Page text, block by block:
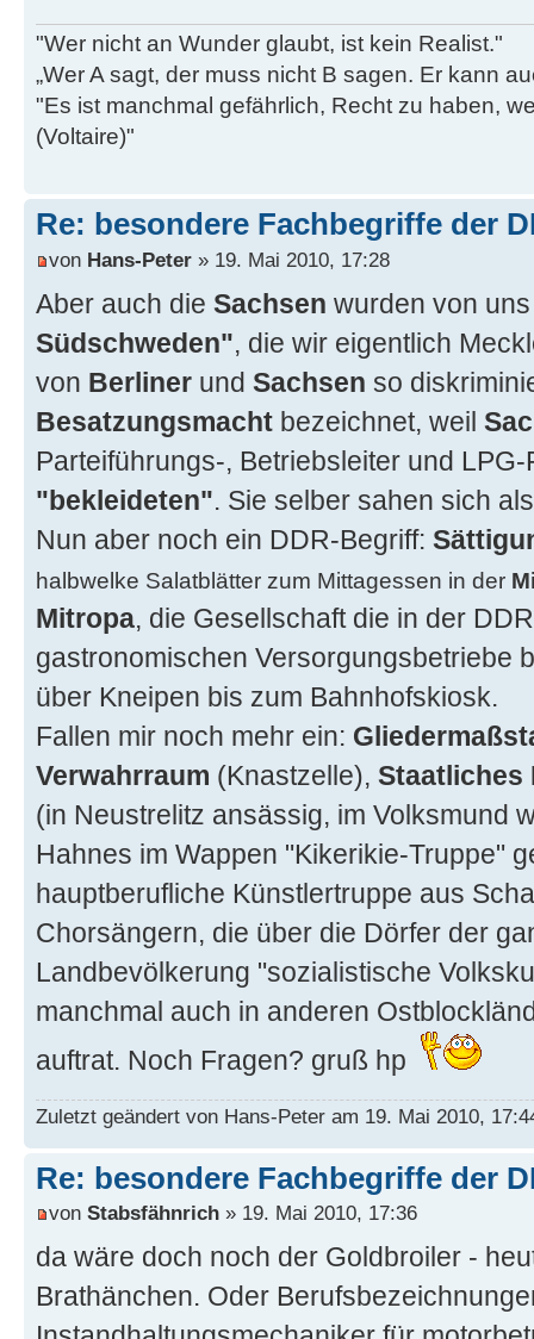
"Wer nicht an Wunder glaubt, ist kein Realist."
„Wer A sagt, der muss nicht B sagen. Er kann
"Es ist manchmal gefährlich, Recht zu haben,
(Voltaire)"
Re: besondere Fachbegriffe der
von Hans-Peter » 19. Mai 2010, 17:28
Aber auch die Sachsen wurden von
Südschweden", die wir eigentlich
von Berliner und Sachsen so
Besatzungsmacht bezeichnet, weil
Parteiführungs-, Betriebsleiter und
"bekleideten". Sie selber sahen sich
Nun aber noch ein DDR-Begriff:
halbwelke Salatblätter zum Mittagessen in der
Mitropa, die Gesellschaft die in der
gastronomischen Versorgungsbetriebe
über Kneipen bis zum Bahnhofskiosk.
Fallen mir noch mehr ein:
Verwahrraum (Knastzelle), Staatliches
(in Neustrelitz ansässig, im Volksmund
Hahnes im Wappen "Kikerikie-Truppe"
hauptberufliche Künstlertruppe aus
Chorsängern, die über die Dörfer der
Landbevölkerung "sozialistische
manchmal auch in anderen
auftrat. Noch Fragen? gruß hp
Zuletzt geändert von Hans-Peter am 19. Mai 2010,
Re: besondere Fachbegriffe der
von Stabsfähnrich » 19. Mai 2010, 17:36
da wäre doch noch der Goldbroiler -
Brathänchen. Oder